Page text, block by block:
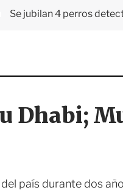
Se jubilan 4 perros
Dhabi;
país durante dos